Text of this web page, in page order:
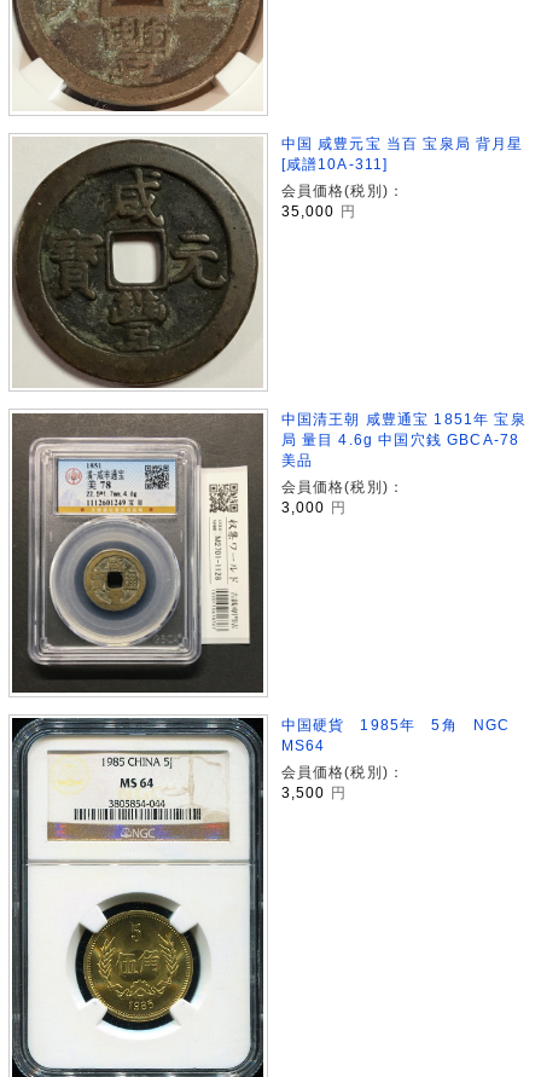
中国 咸豊元宝 当百 宝泉局 背月星
[咸譜10A-311]
会員価格(税別)：
35,000 円
中国清王朝 咸豊通宝 1851年 宝泉
局 量目 4.6g 中国穴銭 GBCA-78
美品
会員価格(税別)：
3,000
円
中国硬貨 1985年 5角 NGC
MS64
会員価格(税別)：
3,500 円